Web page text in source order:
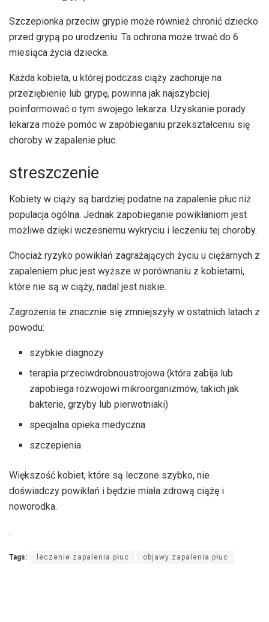
Szczepionka przeciw grypie może również chronić dziecko
przed grypą po urodzeniu. Ta ochrona może trwać do 6
miesiąca życia dziecka.
Każda kobieta, u której podczas ciąży zachoruje na
przeziębienie lub grypę, powinna jak najszybciej
poinformować o tym swojego lekarza. Uzyskanie porady
lekarza może pomóc w zapobieganiu przekształceniu się
choroby w zapalenie płuc.
streszczenie
Kobiety w ciąży są bardziej podatne na zapalenie płuc niż
populacja ogólna. Jednak zapobieganie powikłaniom jest
możliwe dzięki wczesnemu wykryciu i leczeniu tej choroby.
Chociaż ryzyko powikłań zagrażających życiu u ciężarnych z
zapaleniem płuc jest wyższe w porównaniu z kobietami,
które nie są w ciąży, nadal jest niskie.
Zagrożenia te znacznie się zmniejszyły w ostatnich latach z
powodu:
szybkie diagnozy
terapia przeciwdrobnoustrojowa (która zabija lub
zapobiega rozwojowi mikroorganizmów, takich jak
bakterie, grzyby lub pierwotniaki)
specjalna opieka medyczna
szczepienia
Większość kobiet, które są leczone szybko, nie
doświadczy powikłań i będzie miała zdrową ciążę i
noworodka.
.
Tags: leczenie zapalenia płuc objawy zapalenia płuc